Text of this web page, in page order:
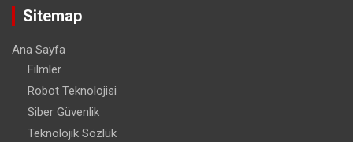
Sitemap
Ana Sayfa
Filmler
Robot Teknolojisi
Siber Güvenlik
Teknolojik Sözlük